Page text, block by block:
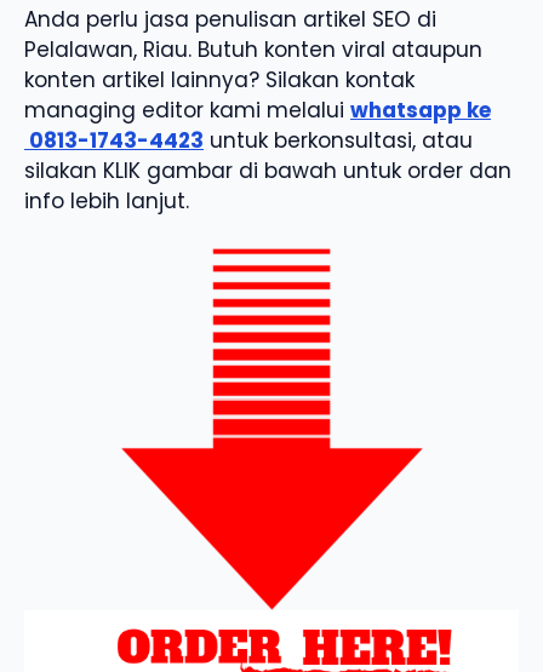
Anda perlu jasa penulisan artikel SEO di
Pelalawan, Riau. Butuh konten viral ataupun
konten artikel lainnya? Silakan kontak
managing editor kami melalui whatsapp ke
0813-1743-4423 untuk berkonsultasi, atau
silakan KLIK gambar di bawah untuk order dan
info lebih lanjut.